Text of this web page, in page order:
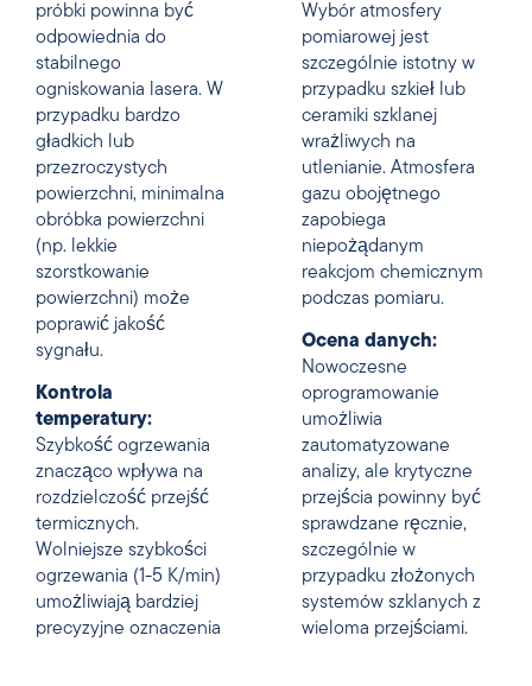
próbki powinna być
odpowiednia do
stabilnego
ogniskowania lasera. W
przypadku bardzo
gładkich lub
przezroczystych
powierzchni, minimalna
obróbka powierzchni
(np. lekkie
szorstkowanie
powierzchni) może
poprawić jakość
sygnału.
Kontrola
temperatury:
Szybkość ogrzewania
znacząco wpływa na
rozdzielczość przejść
termicznych.
Wolniejsze szybkości
ogrzewania (1-5 K/min)
umożliwiają bardziej
precyzyjne oznaczenia
Wybór atmosfery
pomiarowej jest
szczególnie istotny w
przypadku szkieł lub
ceramiki szklanej
wrażliwych na
utlenianie. Atmosfera
gazu obojętnego
zapobiega
niepożądanym
reakcjom chemicznym
podczas pomiaru.
Ocena danych:
Nowoczesne
oprogramowanie
umożliwia
zautomatyzowane
analizy, ale krytyczne
przejścia powinny być
sprawdzane ręcznie,
szczególnie w
przypadku złożonych
systemów szklanych z
wieloma przejściami.